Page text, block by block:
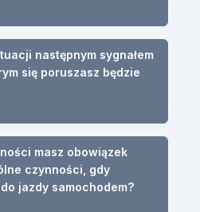
następnym sygnałem
się poruszasz będzie
masz obowiązek
czynności, gdy
jazdy samochodem?